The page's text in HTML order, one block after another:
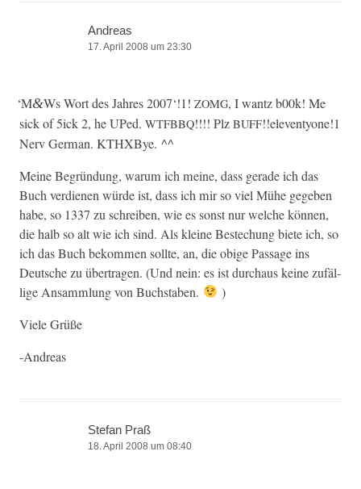
Andreas
17. April 2008 um 23:30
‘M&Ws Wort des Jahres 2007‘!1! ZOMG, I wantz b00k! Me
sick of 5ick 2, he UPed. WTFBBQ!!!! Plz BUFF!!eleventyone!1
Nerv Ger­man. KTHXBye. ^^
Meine Begrün­dung, warum ich meine, dass ger­ade ich das
Buch ver­di­enen würde ist, dass ich mir so viel Mühe gegeben
habe, so 1337 zu schreiben, wie es son­st nur welche kön­nen,
die halb so alt wie ich sind. Als kleine Bestechung biete ich, so
ich das Buch bekom­men sollte, an, die obige Pas­sage ins
Deutsche zu über­tra­gen. (Und nein: es ist dur­chaus keine zufäl­
lige Ansamm­lung von Buchstaben.
)
Viele Grüße
-Andreas
Stefan Praß
18. April 2008 um 08:40